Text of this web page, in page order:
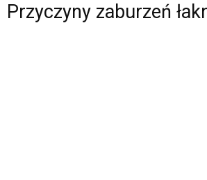
Przyczyny zaburzeń